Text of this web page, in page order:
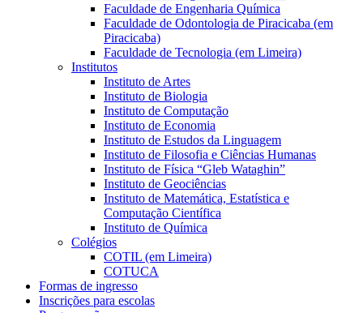
Faculdade de Engenharia Química
Faculdade de Odontologia de Piracicaba (em
Piracicaba)
Faculdade de Tecnologia (em Limeira)
Institutos
Instituto de Artes
Instituto de Biologia
Instituto de Computação
Instituto de Economia
Instituto de Estudos da Linguagem
Instituto de Filosofia e Ciências Humanas
Instituto de Física “Gleb Wataghin”
Instituto de Geociências
Instituto de Matemática, Estatística e
Computação Científica
Instituto de Química
Colégios
COTIL (em Limeira)
COTUCA
Formas de ingresso
Inscrições para escolas